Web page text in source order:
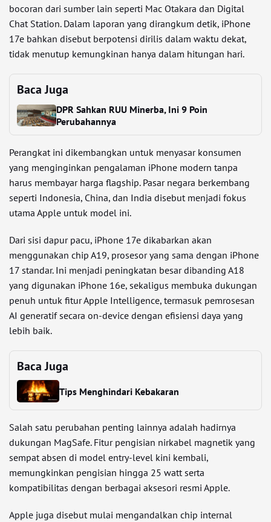
bocoran dari sumber lain seperti Mac Otakara dan Digital
Chat Station. Dalam laporan yang dirangkum detik, iPhone
17e bahkan disebut berpotensi dirilis dalam waktu dekat,
tidak menutup kemungkinan hanya dalam hitungan hari.
Baca Juga
DPR Sahkan RUU Minerba, Ini 9 Poin
Perubahannya
Perangkat ini dikembangkan untuk menyasar konsumen
yang menginginkan pengalaman iPhone modern tanpa
harus membayar harga flagship. Pasar negara berkembang
seperti Indonesia, China, dan India disebut menjadi fokus
utama Apple untuk model ini.
Dari sisi dapur pacu, iPhone 17e dikabarkan akan
menggunakan chip A19, prosesor yang sama dengan iPhone
17 standar. Ini menjadi peningkatan besar dibanding A18
yang digunakan iPhone 16e, sekaligus membuka dukungan
penuh untuk fitur Apple Intelligence, termasuk pemrosesan
AI generatif secara on-device dengan efisiensi daya yang
lebih baik.
Baca Juga
Tips Menghindari Kebakaran
Salah satu perubahan penting lainnya adalah hadirnya
dukungan MagSafe. Fitur pengisian nirkabel magnetik yang
sempat absen di model entry-level kini kembali,
memungkinkan pengisian hingga 25 watt serta
kompatibilitas dengan berbagai aksesori resmi Apple.
Apple juga disebut mulai mengandalkan chip internal